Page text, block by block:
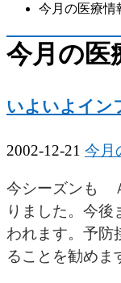
今月の医療情
今月の医
いよいよイン
2002-12-21 今月
今シーズンも
りました。今後
われます。予防
ることを勧めま